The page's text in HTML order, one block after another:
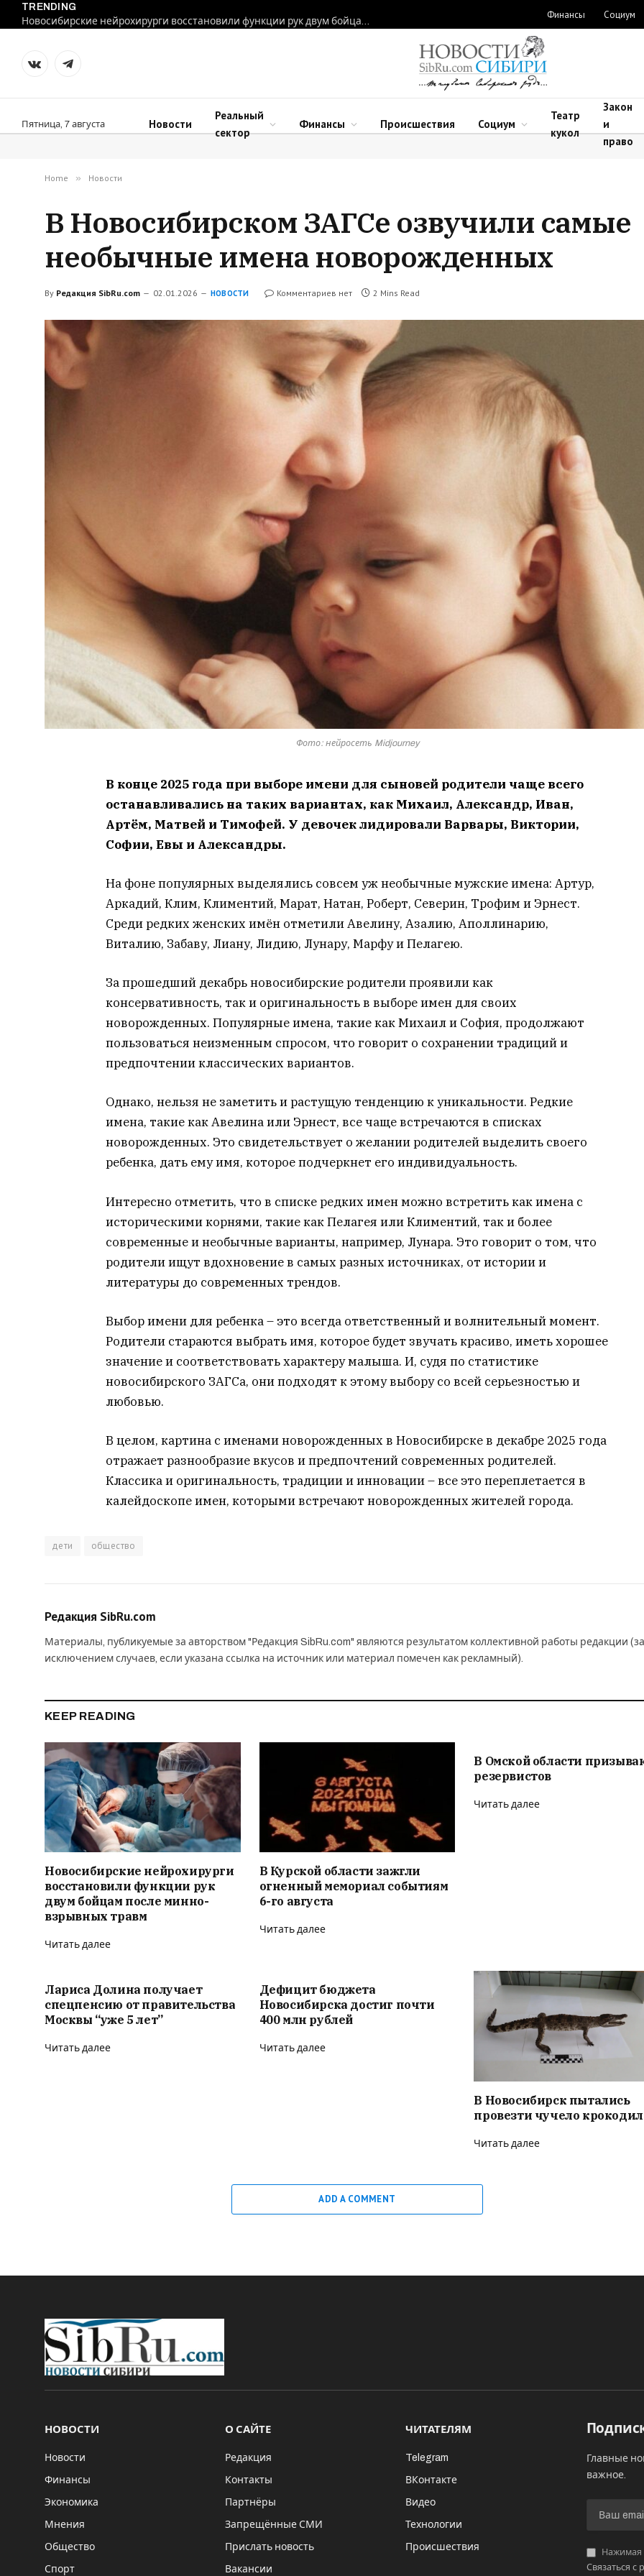
TRENDING
Новосибирские нейрохирурги восстановили функции рук двум бойцам после минно-взрывных травм
Финансы Социум
VKontakteTelegram
Пятница, 7 августа Новости
Реальный
сектор
Финансы Происшествия Социум
Театр
кукол
Закон
и
право
Home » Новости
В Новосибирском ЗАГСе озвучили самые
необычные имена новорожденных
By Редакция SibRu.com 02.01.2026 НОВОСТИ Комментариев нет 2 Mins Read
Фото: нейросеть Midjourney
В конце 2025 года при выборе имени для сыновей родители чаще всего
останавливались на таких вариантах, как Михаил, Александр, Иван,
Артём, Матвей и Тимофей. У девочек лидировали Варвары, Виктории,
Софии, Евы и Александры.
На фоне популярных выделялись совсем уж необычные мужские имена: Артур,
Аркадий, Клим, Климентий, Марат, Натан, Роберт, Северин, Трофим и Эрнест.
Среди редких женских имён отметили Авелину, Азалию, Аполлинарию,
Виталию, Забаву, Лиану, Лидию, Лунару, Марфу и Пелагею.
За прошедший декабрь новосибирские родители проявили как
консервативность, так и оригинальность в выборе имен для своих
новорожденных. Популярные имена, такие как Михаил и София, продолжают
пользоваться неизменным спросом, что говорит о сохранении традиций и
предпочтении классических вариантов.
Однако, нельзя не заметить и растущую тенденцию к уникальности. Редкие
имена, такие как Авелина или Эрнест, все чаще встречаются в списках
новорожденных. Это свидетельствует о желании родителей выделить своего
ребенка, дать ему имя, которое подчеркнет его индивидуальность.
Интересно отметить, что в списке редких имен можно встретить как имена с
историческими корнями, такие как Пелагея или Климентий, так и более
современные и необычные варианты, например, Лунара. Это говорит о том, что
родители ищут вдохновение в самых разных источниках, от истории и
литературы до современных трендов.
Выбор имени для ребенка – это всегда ответственный и волнительный момент.
Родители стараются выбрать имя, которое будет звучать красиво, иметь хорошее
значение и соответствовать характеру малыша. И, судя по статистике
новосибирского ЗАГСа, они подходят к этому выбору со всей серьезностью и
любовью.
В целом, картина с именами новорожденных в Новосибирске в декабре 2025 года
отражает разнообразие вкусов и предпочтений современных родителей.
Классика и оригинальность, традиции и инновации – все это переплетается в
калейдоскопе имен, которыми встречают новорожденных жителей города.
дети общество
Редакция SibRu.com
Материалы, публикуемые за авторством "Редакция SibRu.com" являются результатом коллективной работы редакции (за
исключением случаев, если указана ссылка на источник или материал помечен как рекламный).
KEEP READING
Новосибирские нейрохирурги
восстановили функции рук
двум бойцам после минно-
взрывных травм
Читать далее
В Курской области зажгли
огненный мемориал событиям
6-го августа
Читать далее
В Омской области
резервистов
Читать далее
Лариса Долина получает
спецпенсию от правительства
Москвы “уже 5 лет”
Читать далее
Дефицит бюджета
Новосибирска достиг почти
400 млн рублей
Читать далее
В Новосибирск пытались
провезти чучело
Читать далее
ADD A COMMENT
НОВОСТИ
Новости
Финансы
Экономика
Мнения
Общество
Спорт
О САЙТЕ
Редакция
Контакты
Партнёры
Запрещённые СМИ
Прислать новость
Вакансии
ЧИТАТЕЛЯМ
Telegram
ВКонтакте
Видео
Технологии
Происшествия
Главные
важное.
Нажимая
Связаться с